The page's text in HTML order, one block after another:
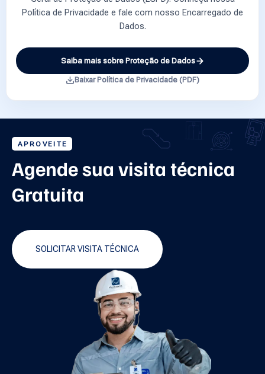
Política de Privacidade e fale com nosso Encarregado de
Dados.
Saiba mais sobre Proteção de Dados
Baixar Política de Privacidade (PDF)
APROVEITE
Agende sua visita técnica
Gratuita
SOLICITAR VISITA TÉCNICA